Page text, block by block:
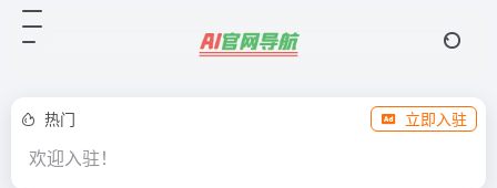
热门 立即入驻
欢迎入驻！